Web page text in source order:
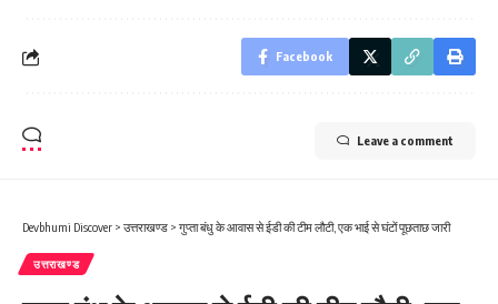
Facebook
Leave a comment
Devbhumi Discover > उत्तराखण्ड > गुप्ता बंधु के आवास से ईडी की टीम लौटी, एक भाई से घंटों पूछताछ जारी
उत्तराखण्ड